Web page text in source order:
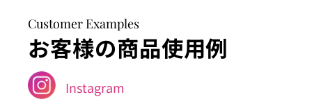
Customer Examples
お客様の商品使用例
Instagram